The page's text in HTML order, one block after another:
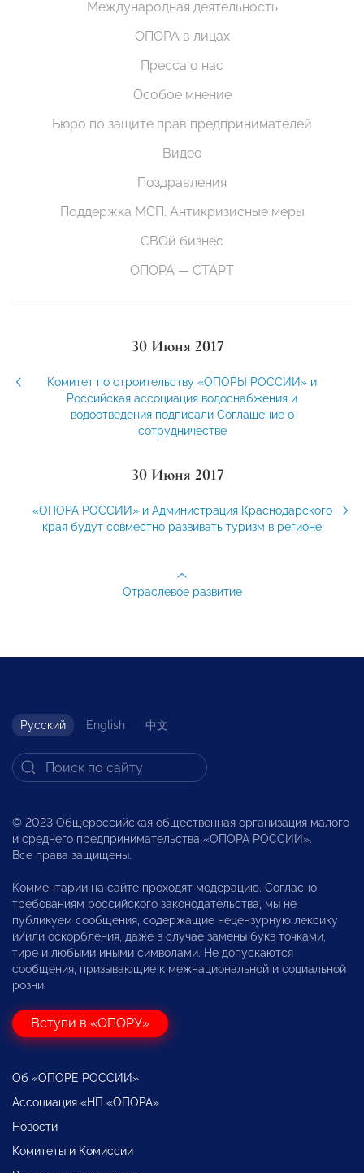
Международная деятельность
ОПОРА в лицах
Пресса о нас
Особое мнение
Бюро по защите прав предпринимателей
Видео
Поздравления
Поддержка МСП. Антикризисные меры
СВОй бизнес
ОПОРА — СТАРТ
30 Июня 2017
Комитет по строительству «ОПОРЫ РОССИИ» и
Российская ассоциация водоснабжения и
водоотведения подписали Соглашение о
сотрудничестве
30 Июня 2017
«ОПОРА РОССИИ» и Администрация Краснодарского
края будут совместно развивать туризм в регионе
Отраслевое развитие
Русский English 中文
© 2023 Общероссийская общественная организация малого
и среднего предпринимательства «ОПОРА РОССИИ».
Все права защищены.
Комментарии на сайте проходят модерацию. Согласно
требованиям российского законодательства, мы не
публикуем сообщения, содержащие нецензурную лексику
и/или оскорбления, даже в случае замены букв точками,
тире и любыми иными символами. Не допускаются
сообщения, призывающие к межнациональной и социальной
розни.
Вступи в «ОПОРУ»
Об «ОПОРЕ РОССИИ»
Ассоциация «НП «ОПОРА»
Новости
Комитеты и Комиссии